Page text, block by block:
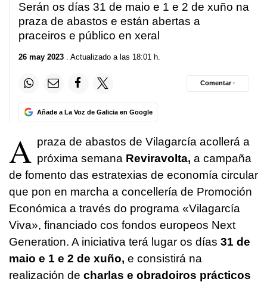
Serán os días 31 de maio e 1 e 2 de xuño na
praza de abastos e están abertas a
praceiros e público en xeral
26 may 2023 . Actualizado a las 18:01 h.
Añade a La Voz de Galicia en Google
Comentar ·
A praza de abastos de Vilagarcía acollerá a
próxima semana Reviravolta, a campaña
de fomento das estratexias de economía circular
que pon en marcha a concellería de Promoción
Económica a través do programa «Vilagarcía
Viva», financiado cos fondos europeos Next
Generation. A iniciativa terá lugar os días 31 de
maio e 1 e 2 de xuño, e consistirá na
realización de charlas e obradoiros prácticos